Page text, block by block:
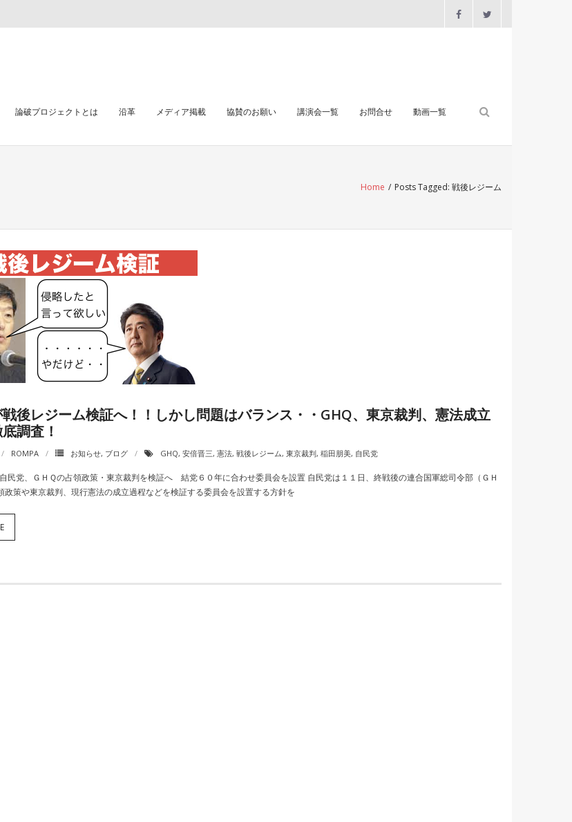
論破プロジェクトとは 沿革 メディア掲載 協賛のお願い 講演会一覧 お問合せ 動画一覧
Home / Posts Tagged: 戦後レジーム
後レジーム検証へ！！しかし問題はバランス・・GHQ、東京裁判、憲法成立
調査！
ROMPA お知らせ, ブログ GHQ, 安倍晋三, 憲法, 戦後レジーム, 東京裁判, 稲田朋美, 自民党
民党、ＧＨＱの占領政策・東京裁判を検証へ 結党６０年に合わせ委員会を設置 自民党は１１日、終戦後の連合国軍総司令部（ＧＨ
政策や東京裁判、現行憲法の成立過程などを検証する委員会を設置する方針を